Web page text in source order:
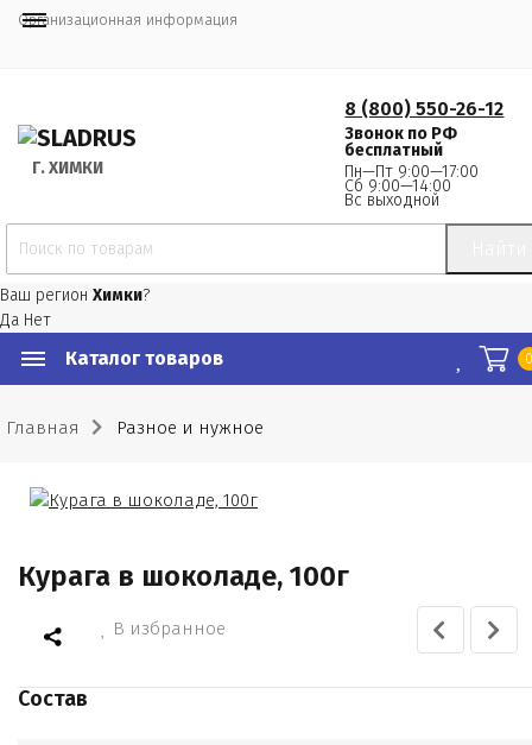
Организационная информация
Г. ХИМКИ
8 (800) 550-26-12
Звонок по РФ
бесплатный
Пн—Пт 9:00—17:00
Сб 9:00—14:00
Вс выходной
Ваш регион Химки?
Да Нет
Каталог товаров
Главная Разное и нужное
Курага в шоколаде, 100г
В избранное
Состав